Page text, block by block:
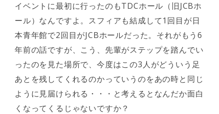
イベントに最初に行ったのもTDCホール（旧JCBホ
ール）なんですよ。スフィアも結成して1回目が日
本青年館で2回目がJCBホールだった。それがもう6
年前の話ですが、こう、先輩がステップを踏んでい
ったのを見た場所で、今度はこの3人がどういう足
あとを残してくれるのかっていうのをあの時と同じ
ように見届けられる・・・と考えるとなんだか面白
くなってくるじゃないですか？